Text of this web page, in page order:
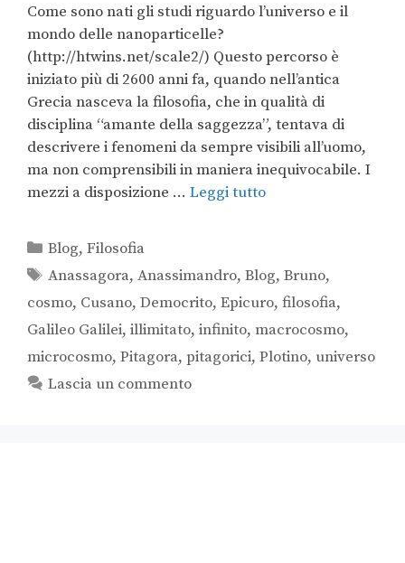
Come sono nati gli studi riguardo l’universo e il
mondo delle nanoparticelle?
(http://htwins.net/scale2/) Questo percorso è
iniziato più di 2600 anni fa, quando nell’antica
Grecia nasceva la filosofia, che in qualità di
disciplina “amante della saggezza”, tentava di
descrivere i fenomeni da sempre visibili all’uomo,
ma non comprensibili in maniera inequivocabile. I
mezzi a disposizione … Leggi tutto
Blog,Filosofia
Anassagora,Anassimandro,Blog,Bruno,
cosmo, Cusano, Democrito, Epicuro, filosofia,
Galileo Galilei, illimitato, infinito, macrocosmo,
microcosmo, Pitagora, pitagorici, Plotino, universo
Lascia un commento